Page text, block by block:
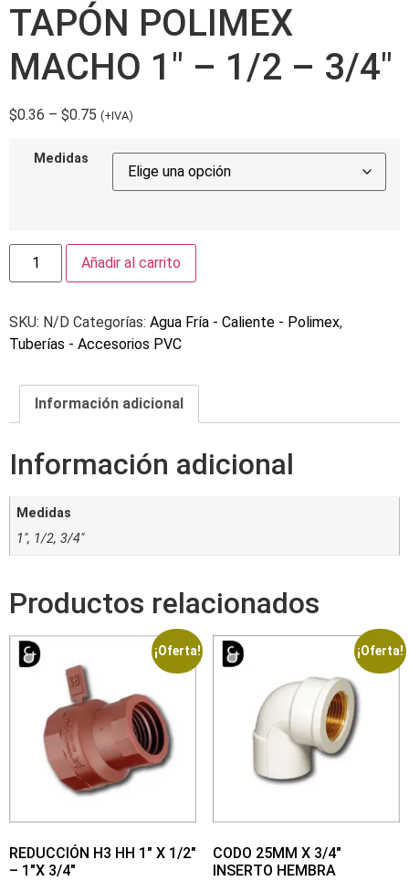
TAPÓN POLIMEX
MACHO 1″ – 1/2 – 3/4″
$0.36 – $0.75 (+IVA)
Medidas
Añadir al carrito
SKU: N/D Categorías: Agua Fría - Caliente - Polimex,
Tuberías - Accesorios PVC
Información adicional
Información adicional
Medidas
1", 1/2, 3/4"
Productos relacionados
¡Oferta!
REDUCCIÓN H3 HH 1″ X 1/2″
– 1″X 3/4″
¡Oferta!
CODO 25MM X 3/4″
INSERTO HEMBRA